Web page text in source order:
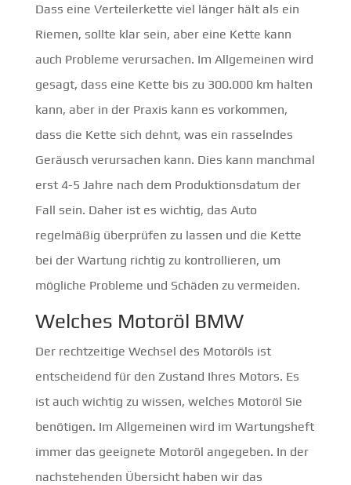
Dass eine Verteilerkette viel länger hält als ein
Riemen, sollte klar sein, aber eine Kette kann
auch Probleme verursachen. Im Allgemeinen wird
gesagt, dass eine Kette bis zu 300.000 km halten
kann, aber in der Praxis kann es vorkommen,
dass die Kette sich dehnt, was ein rasselndes
Geräusch verursachen kann. Dies kann manchmal
erst 4-5 Jahre nach dem Produktionsdatum der
Fall sein. Daher ist es wichtig, das Auto
regelmäßig überprüfen zu lassen und die Kette
bei der Wartung richtig zu kontrollieren, um
mögliche Probleme und Schäden zu vermeiden.
Welches Motoröl BMW
Der rechtzeitige Wechsel des Motoröls ist
entscheidend für den Zustand Ihres Motors. Es
ist auch wichtig zu wissen, welches Motoröl Sie
benötigen. Im Allgemeinen wird im Wartungsheft
immer das geeignete Motoröl angegeben. In der
nachstehenden Übersicht haben wir das